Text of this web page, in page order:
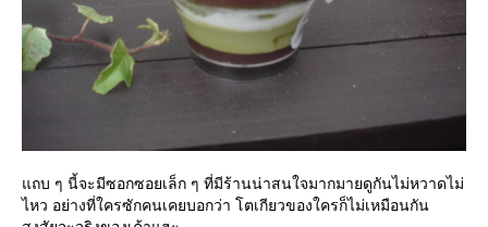
ถบ ๆ นี้จะมีซอกซอยเล็ก ๆ ที่มีร้านน่าสนใจมากมายดูกันไม่หวาดไม่
ไหว อย่างที่ใครซักคนเคยบอกว่า โตเกียวของใครก็ไม่เหมือนกัน